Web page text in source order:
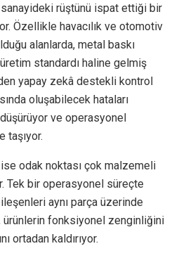
sanayideki rüştünü ispat ettiği bir
Özellikle havacılık ve otomotiv
alanlarda, metal baskı
standardı haline gelmiş
yapay zekâ destekli kontrol
oluşabilecek hataları
ve operasyonel
taşıyor.
odak noktası çok malzemeli
Tek bir operasyonel süreçte
aynı parça üzerinde
fonksiyonel zenginliğini
ortadan kaldırıyor.